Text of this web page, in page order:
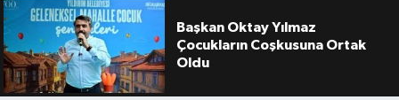
Başkan Oktay Yılmaz
Çocukların Coşkusuna Ortak
Oldu